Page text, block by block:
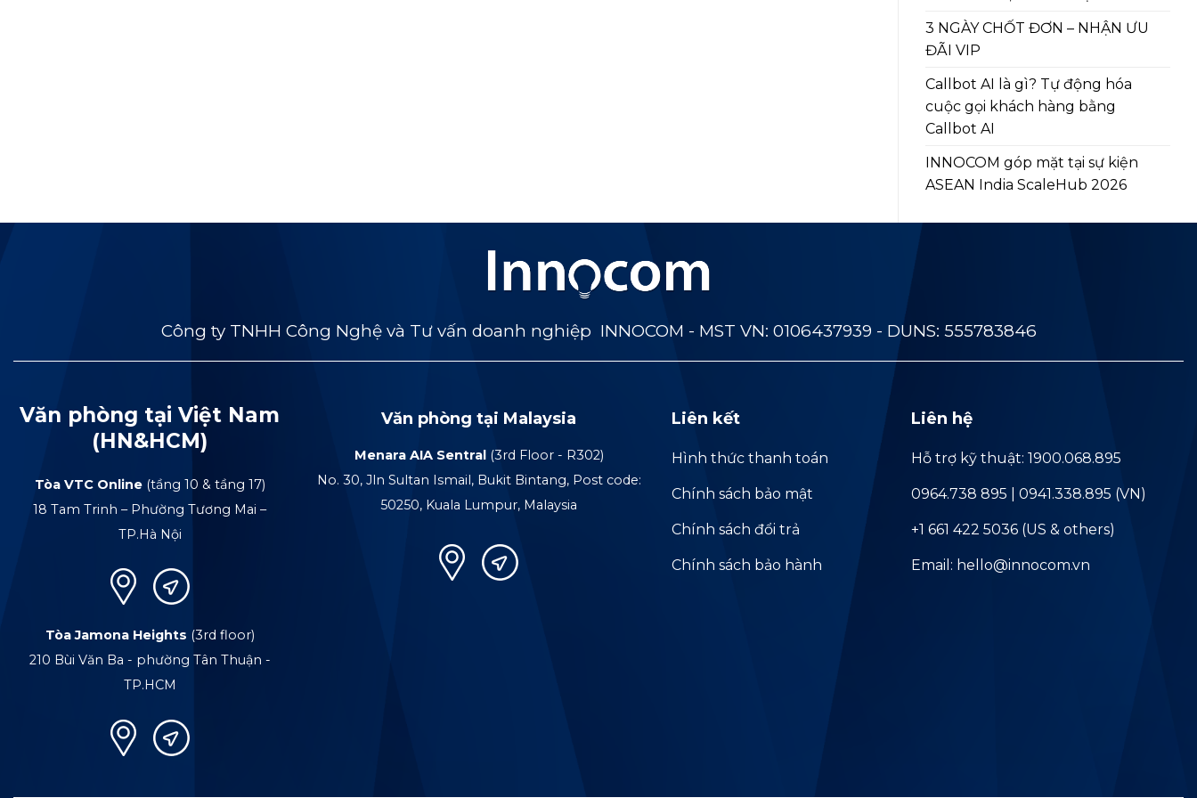
3 NGÀY CHỐT ĐƠN – NHẬN ƯU
ĐÃI VIP
Callbot AI là gì? Tự động hóa
cuộc gọi khách hàng bằng
Callbot AI
INNOCOM góp mặt tại sự kiện
ASEAN India ScaleHub 2026
Công ty TNHH Công Nghệ và Tư vấn doanh nghiệp INNOCOM - MST VN: 0106437939 - DUNS: 555783846
Văn phòng tại Việt Nam
(HN&HCM)
Tòa VTC Online(tầng 10 & tầng 17)
18 Tam Trinh – Phường Tương Mai –
TP.Hà Nội
Tòa Jamona Heights (3rd floor)
210 Bùi Văn Ba - phường Tân Thuận -
TP.HCM
Văn phòng tại Malaysia
Menara AIA Sentral (3rd Floor - R302)
No. 30, Jln Sultan Ismail, Bukit Bintang, Post code:
50250, Kuala Lumpur, Malaysia
Liên kết
Hình thức thanh toán
Chính sách bảo mật
Chính sách đổi trả
Chính sách bảo hành
Liên hệ
Hỗ trợ kỹ thuật: 1900.068.895
0964.738 895 | 0941.338.895 (VN)
+1 661 422 5036 (US & others)
Email: hello@innocom.vn